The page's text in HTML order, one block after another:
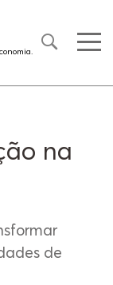
na
de